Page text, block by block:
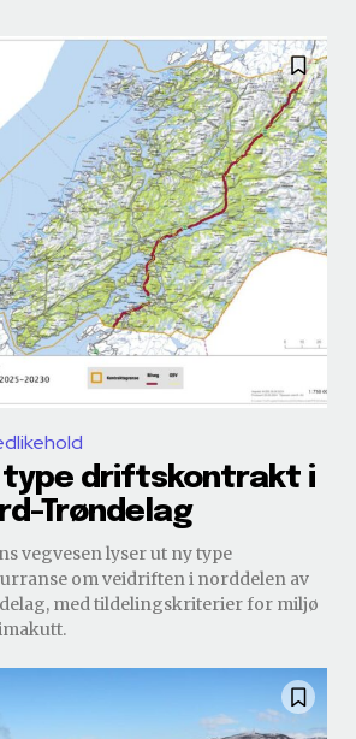
type driftskontrakt i
Trøndelag
vegvesen lyser ut ny type
om veidriften i norddelen av
med tildelingskriterier for miljø